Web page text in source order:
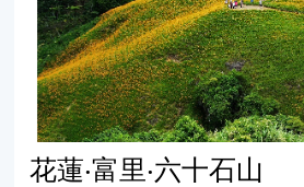
花蓮‧富里‧六十石山